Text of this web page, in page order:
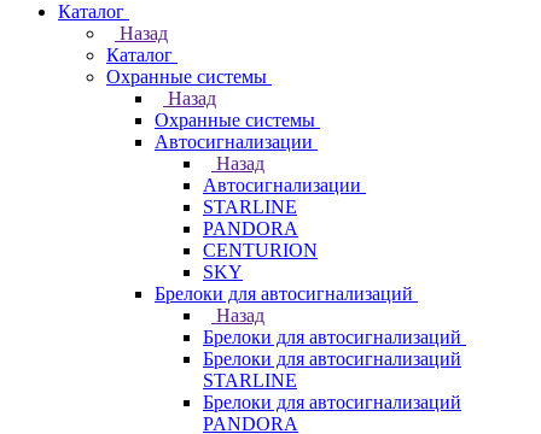
Каталог
Назад
Каталог
Охранные системы
Назад
Охранные системы
Автосигнализации
Назад
Автосигнализации
STARLINE
PANDORA
CENTURION
SKY
Брелоки для автосигнализаций
Назад
Брелоки для автосигнализаций
Брелоки для автосигнализаций
STARLINE
Брелоки для автосигнализаций
PANDORA